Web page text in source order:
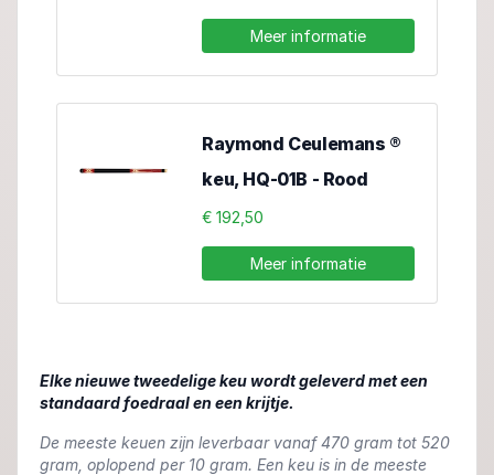
Meer informatie
Raymond Ceulemans ®
keu, HQ-01B - Rood
€ 192,50
Meer informatie
Elke nieuwe tweedelige keu wordt geleverd met een
standaard foedraal en een krijtje.
De meeste keuen zijn leverbaar vanaf 470 gram tot 520
gram, oplopend per 10 gram. Een keu is in de meeste